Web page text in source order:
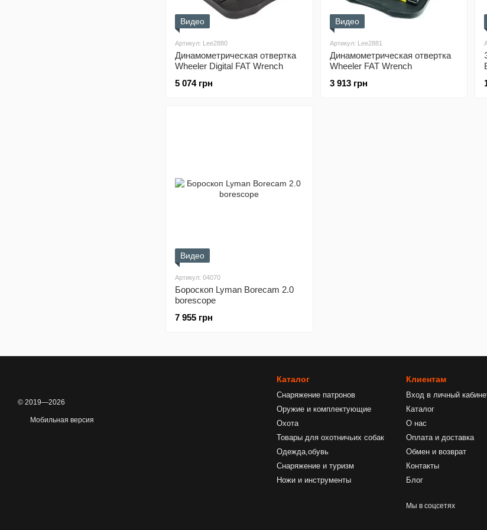
Видео
Артикул: Lee2880
Динамометрическая отвертка
Wheeler Digital FAT Wrench
5 074 грн
Видео
Артикул: Lee2881
Динамометрическая отвертка
Wheeler FAT Wrench
3 913 грн
Видео
Артикул: 04070
Бороскоп Lyman Borecam 2.0
borescope
7 955 грн
© 2019—2026
Мобильная версия
Каталог
Снаряжение патронов
Оружие и комплектующие
Охота
Товары для охотничьих собак
Одежда,обувь
Снаряжение и туризм
Ножи и инструменты
Клиентам
Вход в личный
Каталог
О нас
Оплата и доставка
Обмен и возврат
Контакты
Блог
Мы в соцсетях